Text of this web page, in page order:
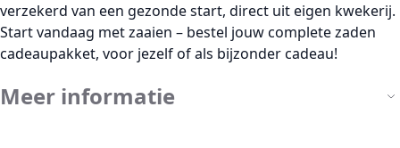
verzekerd van een gezonde start, direct uit eigen kwekerij.
Start vandaag met zaaien – bestel jouw complete zaden
cadeaupakket, voor jezelf of als bijzonder cadeau!
Meer informatie